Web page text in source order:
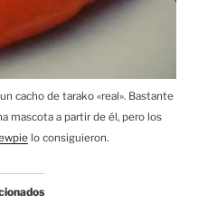
cacho de tarako «real». Bastante
mascota a partir de él, pero los
lo consiguieron.